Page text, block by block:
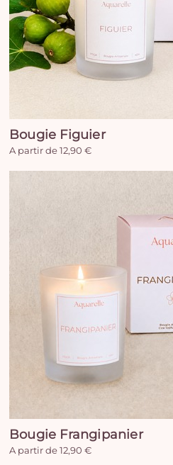
Bougie Figuier
A partir de 12,90 €
Bougie Frangipanier
A partir de 12,90 €